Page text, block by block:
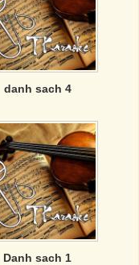
danh sach 4
Danh sach 1